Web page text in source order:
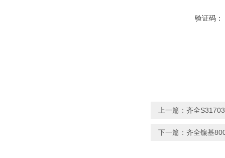
验证码：
上一篇： 齐全
下一篇： 齐全镍基